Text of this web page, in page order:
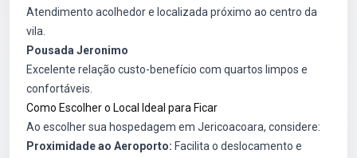
Atendimento acolhedor e localizada próximo ao centro da
vila.
Pousada Jeronimo
Excelente relação custo-benefício com quartos limpos e
confortáveis.
Como Escolher o Local Ideal para Ficar
Ao escolher sua hospedagem em Jericoacoara, considere:
Proximidade ao Aeroporto: Facilita o deslocamento e